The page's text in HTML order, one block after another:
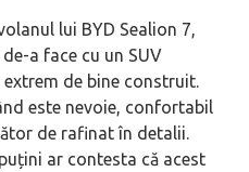
lui BYD Sealion 7,
a face cu un SUV
de bine construit.
este nevoie, confortabil
de rafinat în detalii.
ar contesta că acest